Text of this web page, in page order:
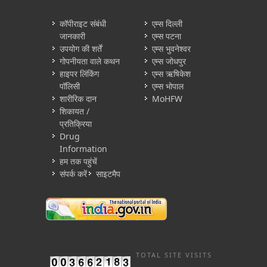
कॉपीराइट संबंधी
जानकारी
उपयोग की शर्तें
गोपनीयता वाले कथन
हाइपर लिंकिंग
पॉलिसी
शारीरिक दान
शिकायत /
प्रतिक्रिया
Drug
Information
हम तक पहुंचें
संपर्क करें
साइटमैप
एम्स दिल्ली
एम्स पटना
एम्स भुवनेश्वर
एम्स जोधपुर
एम्स ऋषिकेश
एम्स भोपाल
MoHFW
TOTAL SITE VISITS